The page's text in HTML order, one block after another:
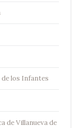
los Infantes
de Villanueva de